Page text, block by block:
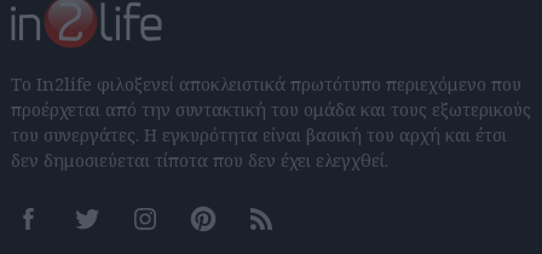
Το In2life φιλοξενεί αποκλειστικά πρωτότυπο περιεχόμενο που
προέρχεται από την συντακτική του ομάδα και τους εξωτερικούς
του συνεργάτες. Η εγκυρότητα είναι βασική του αρχή και έτσι
δεν δημοσιεύεται τίποτα που δεν έχει ελεγχθεί.
FacebookTwitter InstagramPinterestRSS feeds